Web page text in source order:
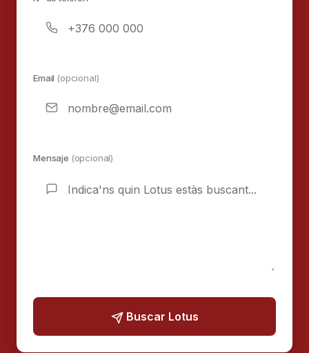
Email (opcional)
Mensaje (opcional)
Buscar Lotus